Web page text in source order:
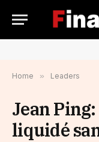
Home » Leaders
Jean
liquidé